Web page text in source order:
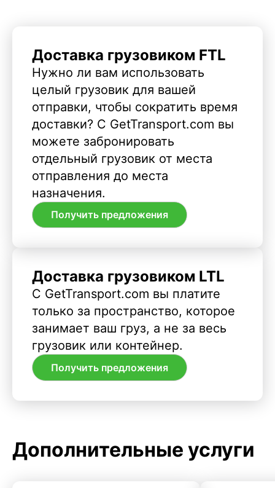
Доставка грузовиком FTL
Нужно ли вам использовать
целый грузовик для вашей
отправки, чтобы сократить время
доставки? С GetTransport.com вы
можете забронировать
отдельный грузовик от места
отправления до места
назначения.
Получить предложения
Доставка грузовиком LTL
С GetTransport.com вы платите
только за пространство, которое
занимает ваш груз, а не за весь
грузовик или контейнер.
Получить предложения
Дополнительные услуги